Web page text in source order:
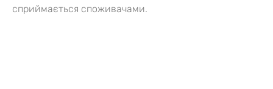
сприймається споживачами.